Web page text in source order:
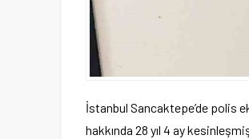
İstanbul Sancaktepe’de polis
hakkında 28 yıl 4 ay